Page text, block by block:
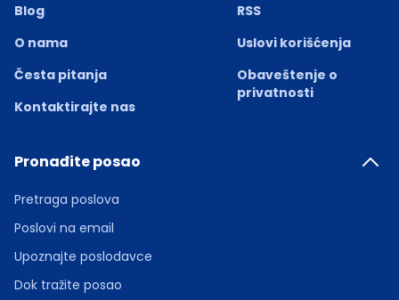
Blog
O nama
Česta pitanja
Kontaktirajte nas
RSS
Uslovi korišćenja
Obaveštenje o
privatnosti
Pronađite posao
Pretraga poslova
Poslovi na email
Upoznajte poslodavce
Dok tražite posao